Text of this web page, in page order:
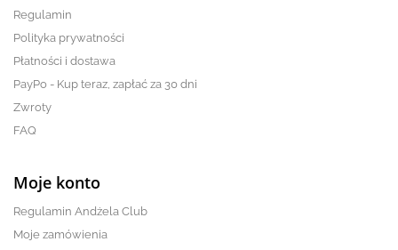
Regulamin
Polityka prywatności
Płatności i dostawa
PayPo - Kup teraz, zapłać za 30 dni
Zwroty
FAQ
Moje konto
Regulamin Andżela Club
Moje zamówienia